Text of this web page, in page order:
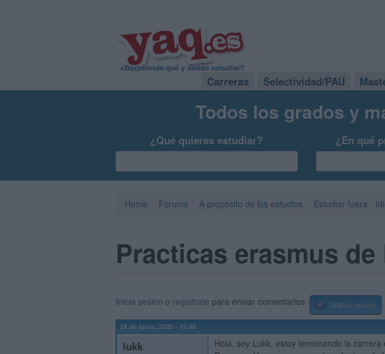
Carreras Selectividad/PAU
Todos los grados y
¿Qué quieres estudiar? ¿En qué
Home Forums A propósito de los estudios Estudiar fuera -
Practicas erasmus
Inicia sesión o regístrate para enviar comentarios Último envío
24 de junio, 2020 - 13:46
lukk
Hola, soy Lukk, estoy terminando la